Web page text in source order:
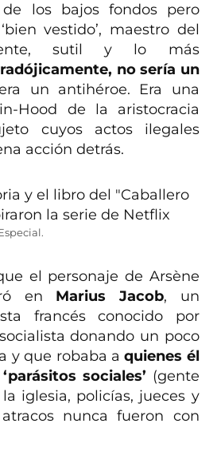
los bajos fondos pero
vestido’, maestro del
sutil y lo más
no sería un
un antihéroe. Era una
Hood de la aristocracia
cuyos actos ilegales
acción detrás.
el personaje de Arsène
en Marius Jacob, un
francés conocido por
donando un poco
y que robaba a quienes él
sociales’ (gente
iglesia, policías, jueces y
nunca fueron con